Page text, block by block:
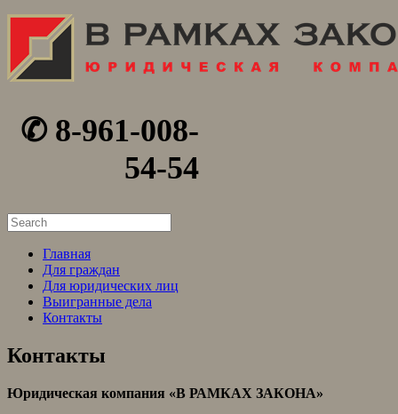
✆ 8-961-008-
54-54
Search
for:
Главная
Для граждан
Для юридических лиц
Выигранные дела
Контакты
Контакты
Юридическая компания «В РАМКАХ ЗАКОНА»